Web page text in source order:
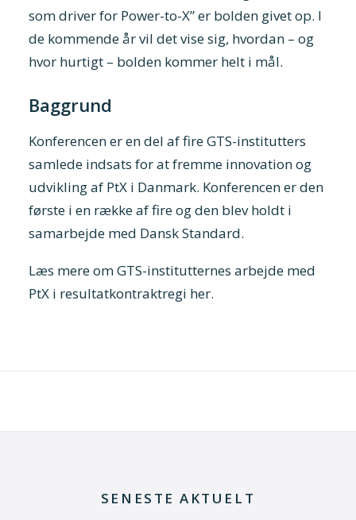
som driver for Power-to-X” er bolden givet op. I
de kommende år vil det vise sig, hvordan – og
hvor hurtigt – bolden kommer helt i mål.
Baggrund
Konferencen er en del af fire GTS-institutters
samlede indsats for at fremme innovation og
udvikling af PtX i Danmark. Konferencen er den
første i en række af fire og den blev holdt i
samarbejde med Dansk Standard.
Læs mere om GTS-institutternes arbejde med
PtX i resultatkontraktregi her.
SENESTE AKTUELT